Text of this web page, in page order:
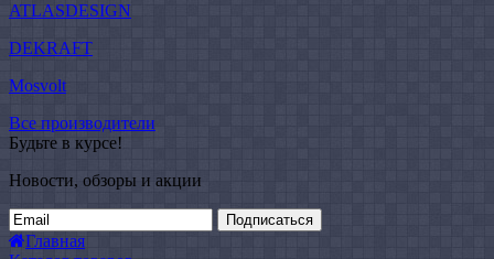
ATLASDESIGN
DEKRAFT
Mosvolt
Все производители
Будьте в курсе!
Новости, обзоры и акции
Подписаться
Главная